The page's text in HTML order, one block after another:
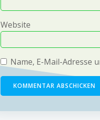
Website
Name, E-Mail-Adresse